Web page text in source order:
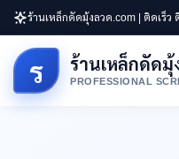
ร้านเหล็กดัดมุ้งลวด.com | ติดเร็
ร ร้านเหล็กดัดมุ้
PROFESSIONAL